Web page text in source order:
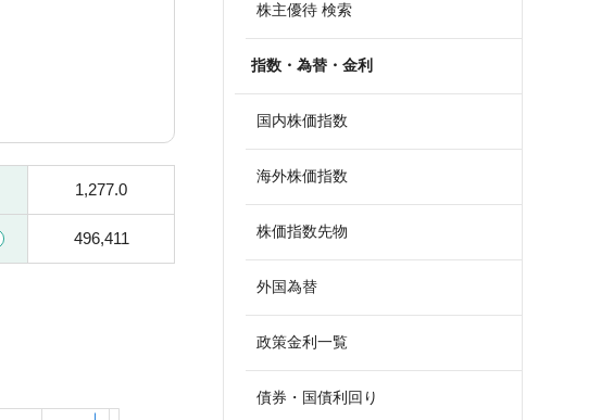
1,277.0
496,411
株主優待 検索
指数・為替・金利
国内株価指数
海外株価指数
株価指数先物
外国為替
政策金利一覧
債券・国債利回り